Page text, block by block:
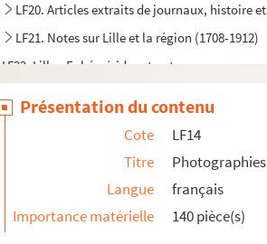
LF20. Articles extraits de journaux, histoire
LF21. Notes sur Lille et la région (1708-1912)
LF22. Lille - Ephémérides et notes
LF28. Galerie de portraits d'artistes lyriques
Présentation du contenu
Cote
LF14
Titre
Langue
français
Importance matérielle
140 pièce(s)